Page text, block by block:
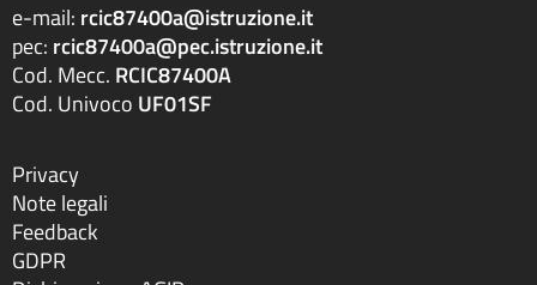
e-mail: rcic87400a@istruzione.it
pec: rcic87400a@pec.istruzione.it
Cod. Mecc. RCIC87400A
Cod. Univoco UF01SF
Privacy
Note legali
Feedback
GDPR